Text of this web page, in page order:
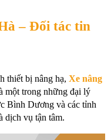
– Đối tác tin
thiết bị nâng hạ, Xe nâng
một trong những đại lý
Bình Dương và các tỉnh
dịch vụ tận tâm.